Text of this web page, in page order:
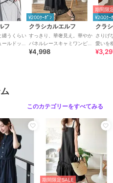
が魅力的！
ネートを楽しんでみて♪
毎日配信中♪
色味と多少異なる場合がござい
フ
纏うくらい
ルドッキ
グワンピ
¥200ｸｰﾎﾟﾝ
クラシカルエルフ
すっきり、華奢見え。華やか
パネルレースキャミワンピー
ス
¥4,998
期間限
¥200ｸｰ
クラ
さりげ
愛いを
クリボ
このカテゴリーをすべてみる
期間限定SALE